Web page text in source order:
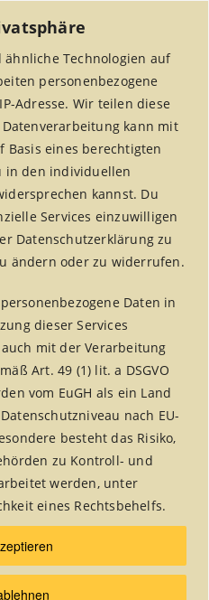
ähnliche Technologien auf
personenbezogene
Adresse. Wir teilen diese
kann mit
eines berechtigten
in den individuellen
kannst. Du
Services einzuwilligen
Datenschutzerklärung zu
ändern oder zu widerrufen.
Daten in
dieser Services
mit der Verarbeitung
Art. 49 (1) lit. a DSGVO
vom EuGH als ein Land
nach EU-
besteht das Risiko,
zu Kontroll- und
werden, unter
eines Rechtsbehelfs.
aktuell –
/
5
wurde 2018